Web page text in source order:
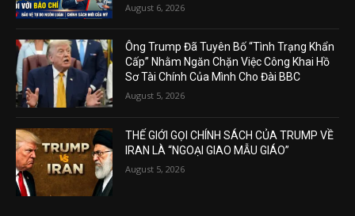
August 6, 2026
Ông Trump Đã Tuyên Bố “Tình Trạng Khẩn
Cấp” Nhằm Ngăn Chặn Việc Công Khai Hồ
Sơ Tài Chính Của Mình Cho Đài BBC
August 5, 2026
THẾ GIỚI GỌI CHÍNH SÁCH CỦA TRUMP VỀ
IRAN LÀ “NGOẠI GIAO MẪU GIÁO”
August 5, 2026